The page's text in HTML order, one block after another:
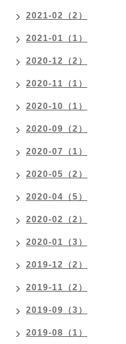
2021-02（2）
2021-01（1）
2020-12（2）
2020-11（1）
2020-10（1）
2020-09（2）
2020-07（1）
2020-05（2）
2020-04（5）
2020-02（2）
2020-01（3）
2019-12（2）
2019-11（2）
2019-09（3）
2019-08（1）